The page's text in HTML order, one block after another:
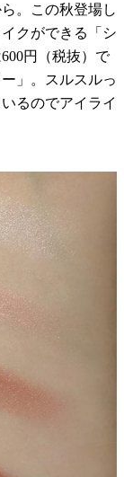
。この秋登場し
クができる「シ
円（税抜）で
」。スルスルっ
るのでアイライ